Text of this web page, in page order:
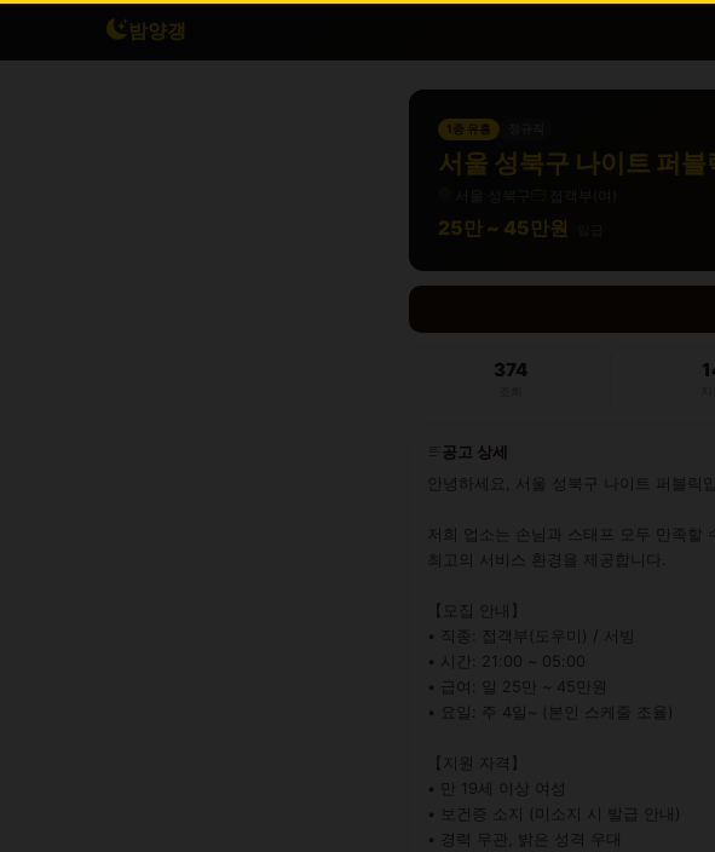
밤양갱
1종 유흥
서울 성북구 나이트 퍼
25만 ~ 45만원
374
공고 상세
안녕하세요, 서울 성북구 나이트 퍼블릭
저희 업소는 손님과 스태프 모두 만족할
최고의 서비스 환경을 제공합니다.
【모집 안내】
• 직종: 접객부(도우미) / 서빙
• 시간: 21:00 ~ 05:00
• 급여: 일 25만 ~ 45만원
• 요일: 주 4일~ (본인 스케줄 조율)
【지원 자격】
• 만 19세 이상 여성
• 보건증 소지 (미소지 시 발급 안내)
• 경력 무관, 밝은 성격 우대